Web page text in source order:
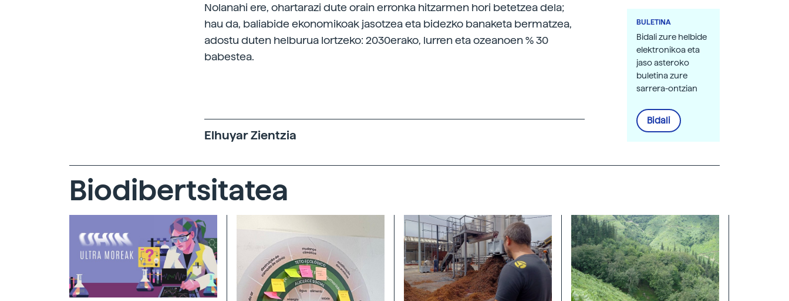
Nolanahi ere, ohartarazi dute orain erronka hitzarmen hori betetzea dela;
hau da, baliabide ekonomikoak jasotzea eta bidezko banaketa bermatzea,
adostu duten helburua lortzeko: 2030erako, lurren eta ozeanoen % 30
babestea.
Elhuyar Zientzia
BULETINA
Bidali zure helbide
elektronikoa eta
jaso asteroko
buletina zure
sarrera-ontzian
Bidali
Biodibertsitatea